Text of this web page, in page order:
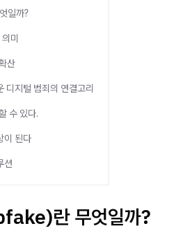
일까?
미
산
디지털 범죄의 연결고리
수 있다.
이 된다
션
란 무엇일까?